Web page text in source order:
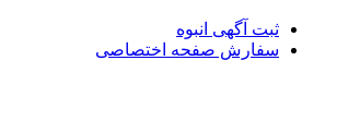
ثبت آگهی انبوه
سفارش صفحه اختصاصی